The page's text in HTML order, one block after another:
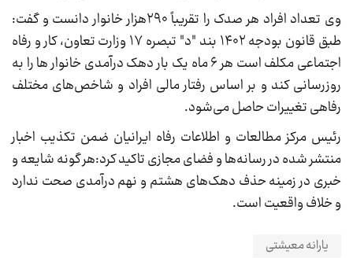
وی تعداد افراد هر صدک را تقریباً ۲۹۰هزار خانوار دانست و گفت:
طبق قانون بودجه ۱۴۰۲ بند "د" تبصره ۱۷ وزارت تعاون، کار و رفاه
اجتماعی مکلف است هر ۶ ماه یک بار دهک درآمدی خانوار ها را به
روز‌رسانی کند و بر اساس رفتار مالی افراد و شاخص‌های مختلف
رفاهی تغییرات حاصل می‌شود.
رئیس مرکز مطالعات و اطلاعات رفاه ایرانیان ضمن تکذیب اخبار
منتشر شده در رسانه‌ها و فضای مجازی تاکید کرد:هر گونه شایعه و
خبری در زمینه حذف دهک‌های هشتم و نهم درآمدی صحت ندارد
و خلاف واقعیت است.
یارانه معیشتی